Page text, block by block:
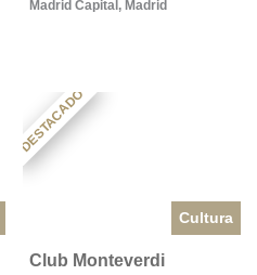
Madrid Capital , Madrid
DESTACADO
Cultura
Club Monteverdi